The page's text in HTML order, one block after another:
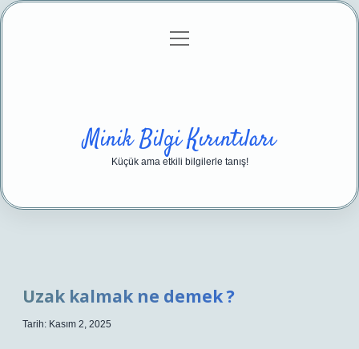
Gizlilik Politikası
menüyü
Minik Bilgi Kırıntıları
Küçük ama etkili bilgilerle tanış!
Uzak kalmak ne demek ?
Tarih: Kasım 2, 2025